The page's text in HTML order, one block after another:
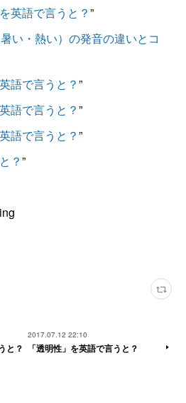
英語で言うと？”
暑い・熱い）の発音の違いとコ
語で言うと？”
語で言うと？”
語で言うと？”
？”
と？
2017.07.12 22:10
「透明性」を英語で言うと？